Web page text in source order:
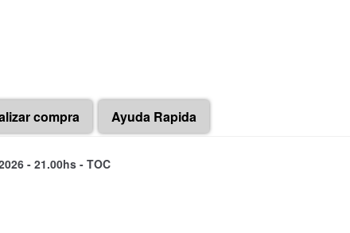
compra Ayuda Rapida
- 21.00hs - TOC